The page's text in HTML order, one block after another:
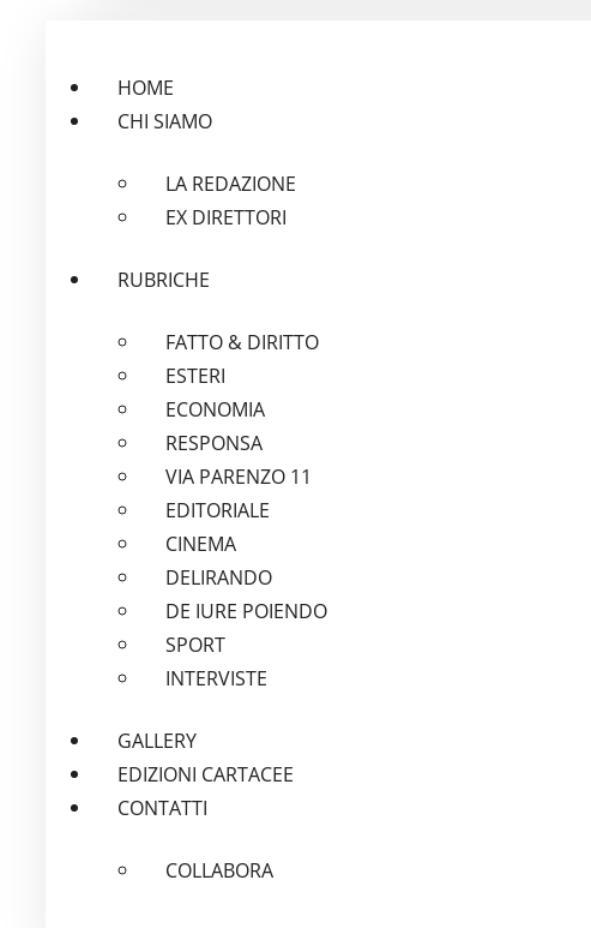
HOME
CHI SIAMO
LA REDAZIONE
EX DIRETTORI
RUBRICHE
FATTO & DIRITTO
ESTERI
ECONOMIA
RESPONSA
VIA PARENZO 11
EDITORIALE
CINEMA
DELIRANDO
DE IURE POIENDO
SPORT
INTERVISTE
GALLERY
EDIZIONI CARTACEE
CONTATTI
COLLABORA